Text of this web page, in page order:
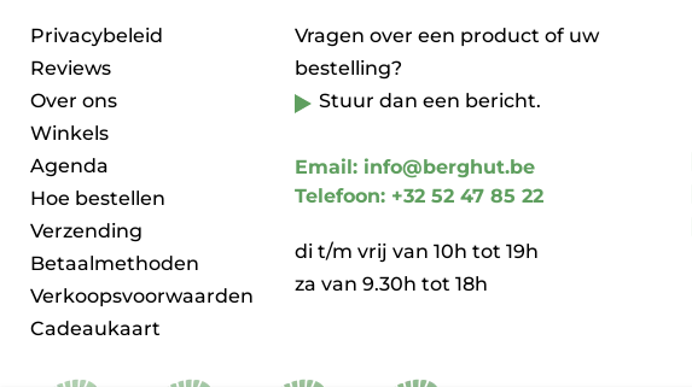
Privacybeleid
Reviews
Over ons
Winkels
Agenda
Hoe bestellen
Verzending
Betaalmethoden
Verkoopsvoorwaarden
Cadeaukaart
Vragen over een product of uw
bestelling?
Stuur dan een bericht.
Email: info@berghut.be
Telefoon: +32 52 47 85 22
di t/m vrij van 10h tot 19h
za van 9.30h tot 18h